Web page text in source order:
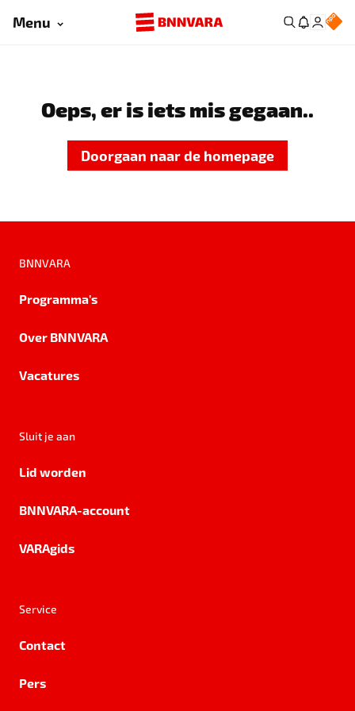
Menu
Oeps, er is iets mis gegaan..
Doorgaan naar de homepage
BNNVARA
Programma's
Over BNNVARA
Vacatures
Sluit je aan
Lid worden
BNNVARA-account
VARAgids
Service
Contact
Pers